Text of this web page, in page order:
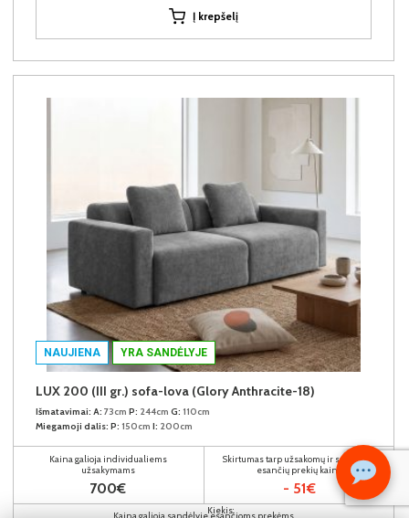
Kiekis:
Į krepšelį
NAUJIENA YRA SANDĖLYJE
LUX 200 (III gr.) sofa-lova (Glory Anthracite-18)
Išmatavimai: A: 73cm P: 244cm G: 110cm
Miegamoji dalis: P: 150cm I: 200cm
Kaina galioja individualiems
užsakymams
700€
Skirtumas tarp užsakomų ir sandėlyje
esančių prekių kainų
- 51€